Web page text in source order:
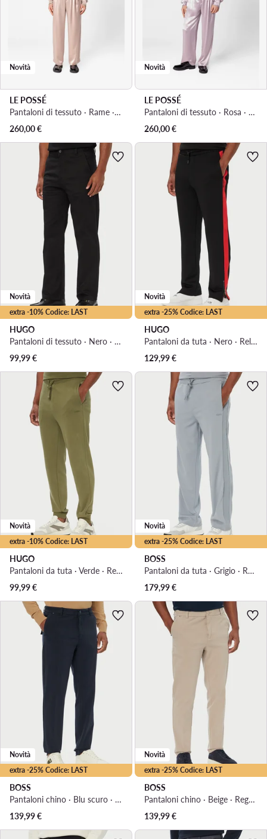
Novità
LE POSSÉ
Pantaloni di tessuto · Rame · Regular Fit
260,00€
Novità
LE POSSÉ
Pantaloni di tessuto · Rosa · Regular Fit
260,00€
extra -10% Codice: LAST
Novità
HUGO
Pantaloni di tessuto · Nero · Regular Fit
99,99€
extra -25% Codice: LAST
Novità
HUGO
Pantaloni da tuta · Nero · Relaxed Fit
129,99€
extra -10% Codice: LAST
Novità
HUGO
Pantaloni da tuta · Verde · Regular Fit
99,99€
extra -25% Codice: LAST
Novità
BOSS
Pantaloni da tuta · Grigio · Regular Fit
179,99€
extra -25% Codice: LAST
Novità
BOSS
Pantaloni chino · Blu scuro · Regular Fit
139,99€
extra -25% Codice: LAST
Novità
BOSS
Pantaloni chino · Beige · Regular Fit
139,99€